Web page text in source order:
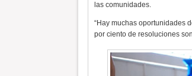
las comunidades.
“Hay muchas oportunidades
por ciento de resoluciones